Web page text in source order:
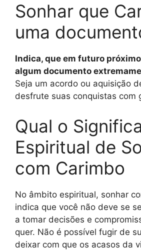
Sonhar que
uma
Indica, que em futuro
algum documento
Seja um acordo ou aquisição
desfrute suas conquistas com
Qual o
Espiritual de
com Carimbo
No âmbito espiritual, sonhar
indica que você não deve se
a tomar decisões e
quer. Não é possível fugir de
deixar com que os acasos da